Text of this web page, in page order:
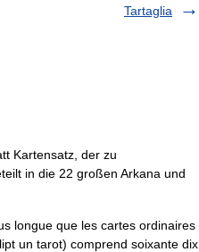
Tartaglia
Kartensatz, der zu
in die 22 großen Arkana und
longue que les cartes ordinaires
un tarot) comprend soixante dix